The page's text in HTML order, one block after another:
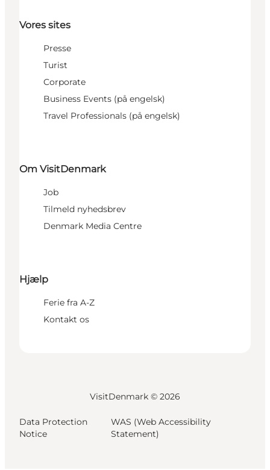
Vores sites
Presse
Turist
Corporate
Business Events (på engelsk)
Travel Professionals (på engelsk)
Om VisitDenmark
Job
Tilmeld nyhedsbrev
Denmark Media Centre
Hjælp
Ferie fra A-Z
Kontakt os
VisitDenmark © 2026
Data Protection
Notice
WAS (Web Accessibility
Statement)